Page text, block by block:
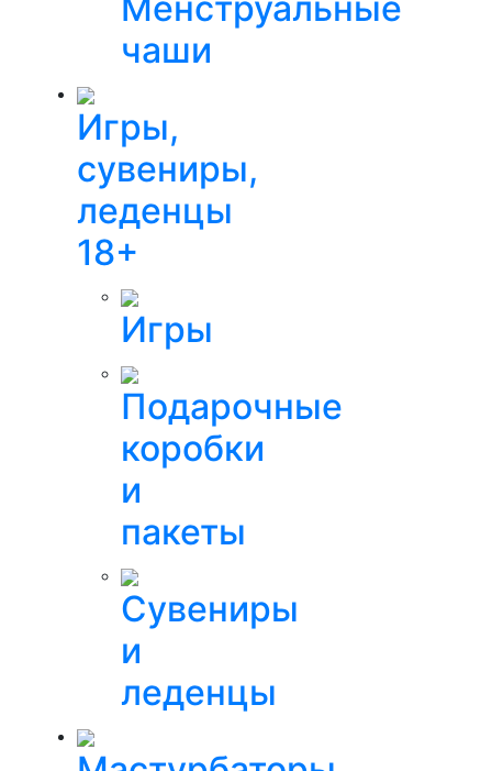
чаши
Игры,
сувениры,
леденцы
18+
Игры
Подарочные
коробки
и
пакеты
Сувениры
и
леденцы